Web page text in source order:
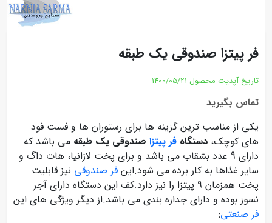
فر پیتزا صندوقی یک طبقه
تاریخ آپدیت محصول 1400/05/21
تماس بگیرید
یکی از مناسب ترین گزینه ها برای رستوران ها و فست فود
های کوچک، دستگاه فر پیتزا صندوقی یک طبقه می باشد که
دارای 9 عدد بشقاب می باشد و برای پخت لازانیا، هات داگ و
سایر غذاها به کار برده می شود.این فر صندوقی نیز قابلیت
پخت همزمان 9 پیتزا را نیز دارد.کف این دستگاه دارای آجر
نسوز بوده و دارای جداره بندی می باشد.از دیگر ویژگی های این
فر صنعتی: